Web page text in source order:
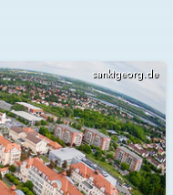
sanktgeorg.de